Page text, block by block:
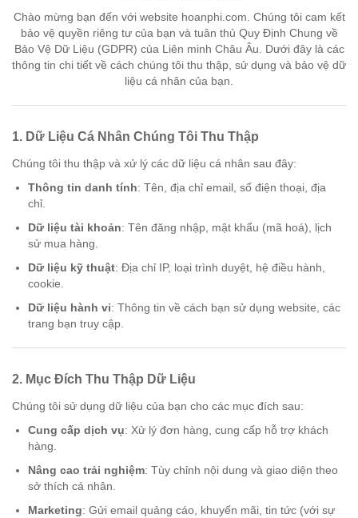
Chào mừng bạn đến với website hoanphi.com. Chúng tôi cam kết
bảo vệ quyền riêng tư của bạn và tuân thủ Quy Định Chung về
Bảo Vệ Dữ Liệu (GDPR) của Liên minh Châu Âu. Dưới đây là các
thông tin chi tiết về cách chúng tôi thu thập, sử dụng và bảo vệ dữ
liệu cá nhân của bạn.
1. Dữ Liệu Cá Nhân Chúng Tôi Thu Thập
Chúng tôi thu thập và xử lý các dữ liệu cá nhân sau đây:
Thông tin danh tính: Tên, địa chỉ email, số điện thoại, địa
chỉ.
Dữ liệu tài khoản: Tên đăng nhập, mật khẩu (mã hoá), lịch
sử mua hàng.
Dữ liệu kỹ thuật: Địa chỉ IP, loại trình duyệt, hệ điều hành,
cookie.
Dữ liệu hành vi: Thông tin về cách bạn sử dụng website, các
trang bạn truy cập.
2. Mục Đích Thu Thập Dữ Liệu
Chúng tôi sử dụng dữ liệu của bạn cho các mục đích sau:
Cung cấp dịch vụ: Xử lý đơn hàng, cung cấp hỗ trợ khách
hàng.
Nâng cao trải nghiệm: Tùy chỉnh nội dung và giao diện theo
sở thích cá nhân.
Marketing: Gửi email quảng cáo, khuyến mãi, tin tức (với sự